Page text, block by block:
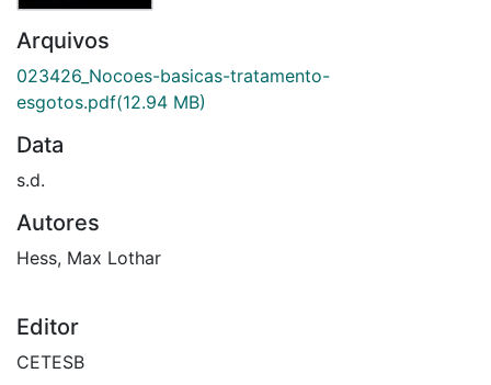
Arquivos
023426_Nocoes-basicas-tratamento-
esgotos.pdf(12.94 MB)
Data
s.d.
Autores
Hess, Max Lothar
Editor
CETESB